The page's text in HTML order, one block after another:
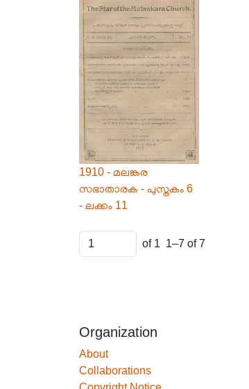
1910 - മലങ്കര
സഭാതാരക - പുസ്തകം 6
- ലക്കം 11
of 1 1–7 of 7
Organization
About
Collaborations